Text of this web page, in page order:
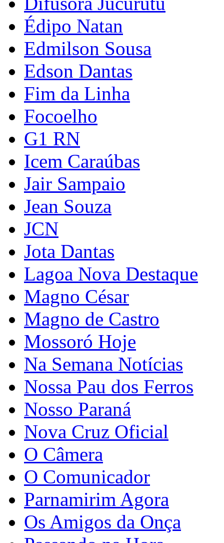
Édipo Natan
Edmilson Sousa
Edson Dantas
Fim da Linha
Focoelho
G1 RN
Icem Caraúbas
Jair Sampaio
Jean Souza
JCN
Jota Dantas
Lagoa Nova Destaque
Magno César
Magno de Castro
Mossoró Hoje
Na Semana Notícias
Nossa Pau dos Ferros
Nosso Paraná
Nova Cruz Oficial
O Câmera
O Comunicador
Parnamirim Agora
Os Amigos da Onça